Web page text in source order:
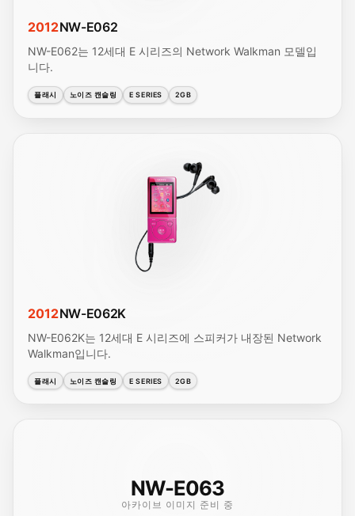
2012NW-E062
NW-E062는 12세대 E 시리즈의 Network Walkman 모델입
니다.
플래시 노이즈 캔슬링 E SERIES 2GB
2012NW-E062K
NW-E062K는 12세대 E 시리즈에 스피커가 내장된 Network
Walkman입니다.
플래시 노이즈 캔슬링 E SERIES 2GB
NW-E063
아카이브 이미지 준비 중